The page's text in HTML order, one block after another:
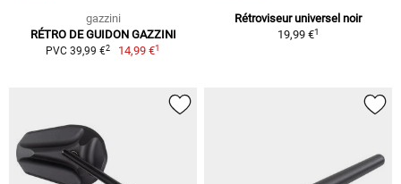
gazzini
RÉTRO DE GUIDON GAZZINI
PVC 39,99 €2 14,99 €1
Rétroviseur universel noir
19,99 €1